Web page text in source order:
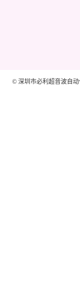
© 深圳市必利超音波自